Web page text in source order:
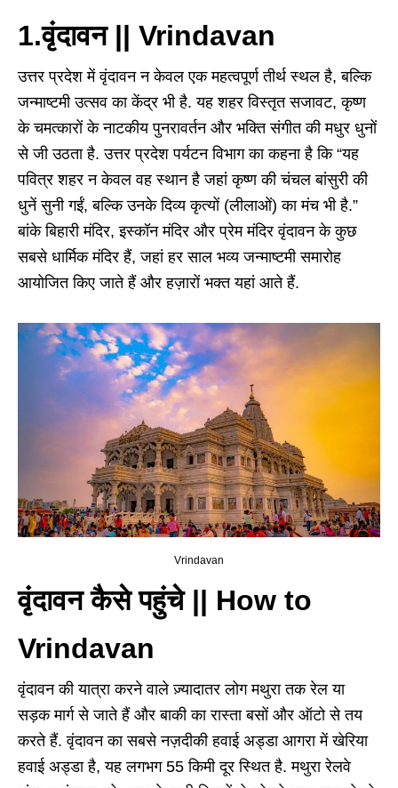
1.वृंदावन || Vrindavan
उत्तर प्रदेश में वृंदावन न केवल एक महत्वपूर्ण तीर्थ स्थल है, बल्कि
जन्माष्टमी उत्सव का केंद्र भी है. यह शहर विस्तृत सजावट, कृष्ण
के चमत्कारों के नाटकीय पुनरावर्तन और भक्ति संगीत की मधुर धुनों
से जी उठता है. उत्तर प्रदेश पर्यटन विभाग का कहना है कि “यह
पवित्र शहर न केवल वह स्थान है जहां कृष्ण की चंचल बांसुरी की
धुनें सुनी गईं, बल्कि उनके दिव्य कृत्यों (लीलाओं) का मंच भी है.”
बांके बिहारी मंदिर, इस्कॉन मंदिर और प्रेम मंदिर वृंदावन के कुछ
सबसे धार्मिक मंदिर हैं, जहां हर साल भव्य जन्माष्टमी समारोह
आयोजित किए जाते हैं और हज़ारों भक्त यहां आते हैं.
Vrindavan
वृंदावन कैसे पहुंचे || How to
Vrindavan
वृंदावन की यात्रा करने वाले ज़्यादातर लोग मथुरा तक रेल या
सड़क मार्ग से जाते हैं और बाकी का रास्ता बसों और ऑटो से तय
करते हैं. वृंदावन का सबसे नज़दीकी हवाई अड्डा आगरा में खेरिया
हवाई अड्डा है, यह लगभग 55 किमी दूर स्थित है. मथुरा रेलवे